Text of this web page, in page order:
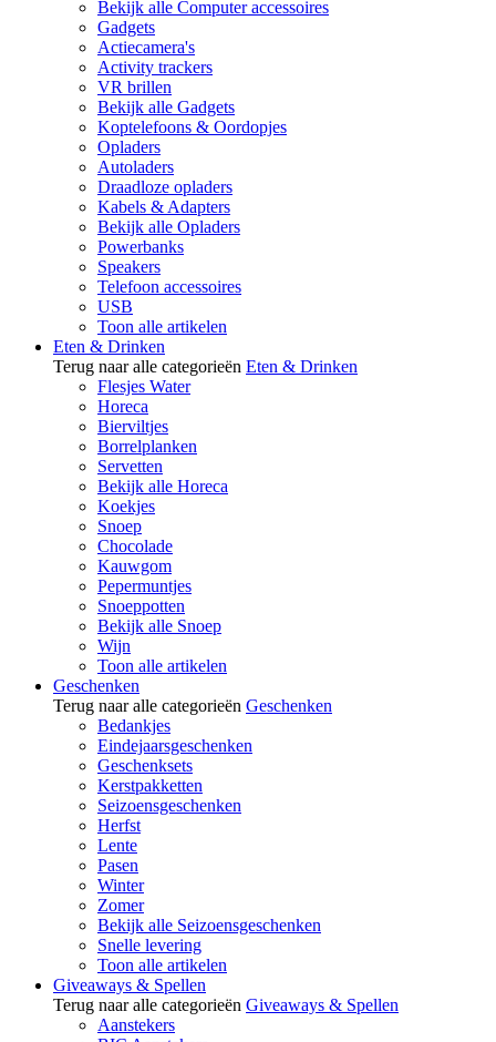
Bekijk alle Computer accessoires
Gadgets
Actiecamera's
Activity trackers
VR brillen
Bekijk alle Gadgets
Koptelefoons & Oordopjes
Opladers
Autoladers
Draadloze opladers
Kabels & Adapters
Bekijk alle Opladers
Powerbanks
Speakers
Telefoon accessoires
USB
Toon alle artikelen
Eten & Drinken
Terug naar alle categorieën Eten & Drinken
Flesjes Water
Horeca
Bierviltjes
Borrelplanken
Servetten
Bekijk alle Horeca
Koekjes
Snoep
Chocolade
Kauwgom
Pepermuntjes
Snoeppotten
Bekijk alle Snoep
Wijn
Toon alle artikelen
Geschenken
Terug naar alle categorieën Geschenken
Bedankjes
Eindejaarsgeschenken
Geschenksets
Kerstpakketten
Seizoensgeschenken
Herfst
Lente
Pasen
Winter
Zomer
Bekijk alle Seizoensgeschenken
Snelle levering
Toon alle artikelen
Giveaways & Spellen
Terug naar alle categorieën Giveaways & Spellen
Aanstekers